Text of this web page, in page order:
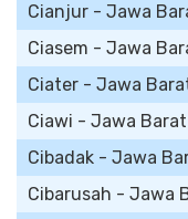
Cianjur - Jawa
Ciasem - Jawa
Ciater - Jawa
Ciawi - Jawa Barat
Cibadak - Jawa
Cibarusah - Jawa